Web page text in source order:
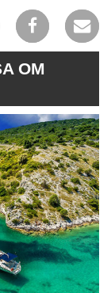
OM